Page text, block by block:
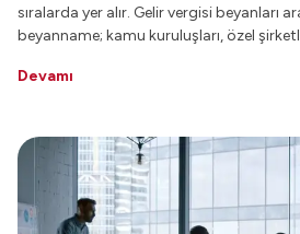
sıralarda yer alır. Gelir vergisi beyanları
beyanname; kamu kuruluşları, özel
Devamı